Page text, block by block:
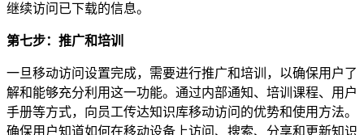
继续访问已下载的信息。
第七步：推广和培训
一旦移动访问设置完成，需要进行推广和培训，以确保用户了
解和能够充分利用这一功能。通过内部通知、培训课程、用户
手册等方式，向员工传达知识库移动访问的优势和使用方法。
确保用户知道如何在移动设备上访问、搜索、分享和更新知识